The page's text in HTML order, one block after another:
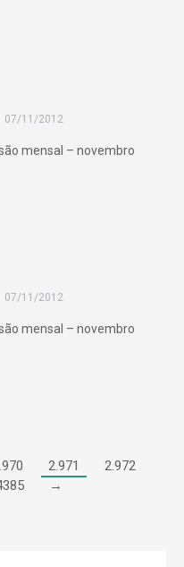
07/11/2012
mensal – novembro
07/11/2012
mensal – novembro
2.971
2.972
→